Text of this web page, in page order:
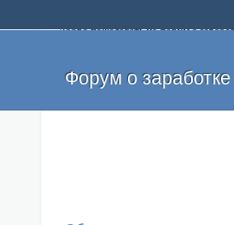
Добро пожаловать на форум о
и оставлять свои отзывы. Если вы
легкие деньги без вложений и
Форум о